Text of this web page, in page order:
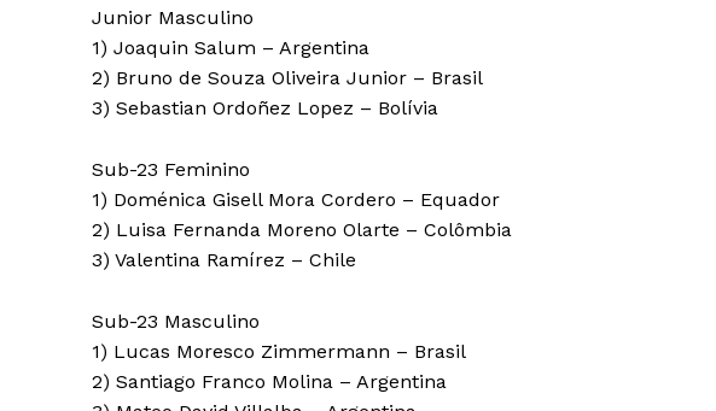
Junior Masculino
1) Joaquin Salum – Argentina
2) Bruno de Souza Oliveira Junior – Brasil
3) Sebastian Ordoñez Lopez – Bolívia
Sub-23 Feminino
1) Doménica Gisell Mora Cordero – Equador
2) Luisa Fernanda Moreno Olarte – Colômbia
3) Valentina Ramírez – Chile
Sub-23 Masculino
1) Lucas Moresco Zimmermann – Brasil
2) Santiago Franco Molina – Argentina